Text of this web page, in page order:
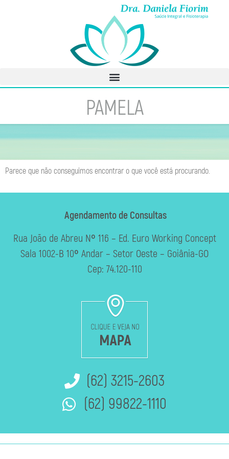
PAMELA
Parece que não conseguimos encontrar o que você está procurando.
Agendamento de Consultas
Rua João de Abreu Nº 116 – Ed. Euro Working Concept
Sala 1002-B 10º Andar – Setor Oeste – Goiânia-GO
Cep: 74.120-110
(62) 3215-2603
(62) 99822-1110